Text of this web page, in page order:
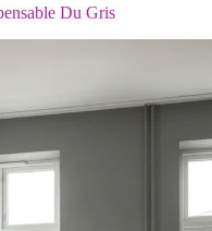
Du Gris